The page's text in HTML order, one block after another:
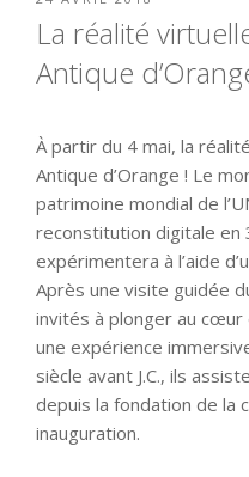
La réalité
Antique
À partir du 4 mai, la
Antique d’Orange ! Le
patrimoine mondial de
reconstitution digitale en
expérimentera à l’aide
Après une visite guidée
invités à plonger au cœur
une expérience
siècle avant J.C., ils
depuis la fondation de la
inauguration.